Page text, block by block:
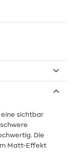
sichtbar
Die
Matt-Effekt